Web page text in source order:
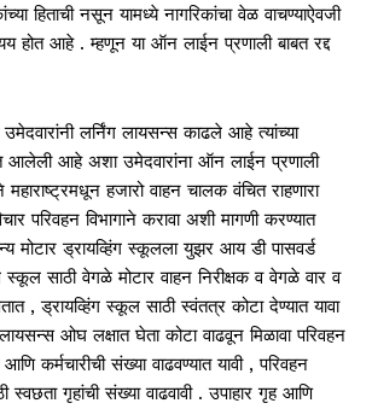
हिताची नसून यामध्ये नागरिकांचा वेळ वाचण्याऐवजी
होत आहे . म्हणून या ऑन लाईन प्रणाली बाबत रद्द
लर्निंग लायसन्स काढले आहे त्यांच्या
आहे अशा उमेदवारांना ऑन लाईन प्रणाली
हजारो वाहन चालक वंचित राहणारा
परिवहन विभागाने करावा अशी मागणी करण्यात
मोटार ड्रायव्हिंग स्कूलला युझर आय डी पासवर्ड
स्कूल साठी वेगळे मोटार वाहन निरीक्षक व वेगळे वार व
, ड्रायव्हिंग स्कूल साठी स्वंतत्र कोटा देण्यात यावा
ओघ लक्षात घेता कोटा वाढवून मिळावा परिवहन
आणि कर्मचारीची संख्या वाढवण्यात यावी , परिवहन
स्वछता गृहांची संख्या वाढवावी . उपाहार गृह आणि